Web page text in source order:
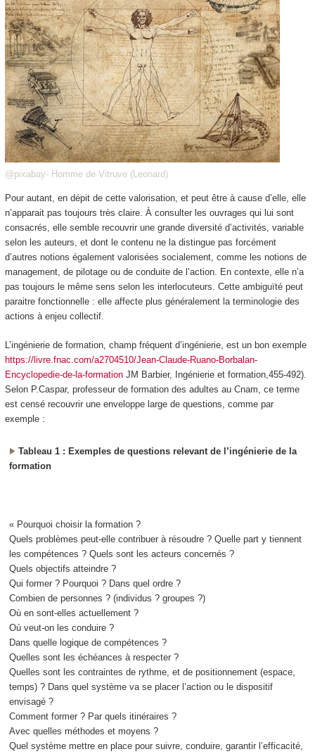
@pixabay- Homme de Vitruve (Leonard)
Pour autant, en dépit de cette valorisation, et peut être à cause d’elle, elle
n’apparait pas toujours très claire. À consulter les ouvrages qui lui sont
consacrés, elle semble recouvrir une grande diversité d’activités, variable
selon les auteurs, et dont le contenu ne la distingue pas forcément
d’autres notions également valorisées socialement, comme les notions de
management, de pilotage ou de conduite de l’action. En contexte, elle n’a
pas toujours le même sens selon les interlocuteurs. Cette ambiguïté peut
paraitre fonctionnelle : elle affecte plus généralement la terminologie des
actions à enjeu collectif.
L’ingénierie de formation, champ fréquent d’ingénierie, est un bon exemple
https://livre.fnac.com/a2704510/Jean-Claude-Ruano-Borbalan-
Encyclopedie-de-la-formationJM Barbier, Ingénierie et formation,455-492).
Selon P.Caspar, professeur de formation des adultes au Cnam, ce terme
est censé recouvrir une enveloppe large de questions, comme par
exemple :
Tableau 1 : Exemples de questions relevant de l’ingénierie de la
formation
« Pourquoi choisir la formation ?
Quels problèmes peut-elle contribuer à résoudre ? Quelle part y tiennent
les compétences ? Quels sont les acteurs concernés ?
Quels objectifs atteindre ?
Qui former ? Pourquoi ? Dans quel ordre ?
Combien de personnes ? (individus ? groupes ?)
Où en sont-elles actuellement ?
Où veut-on les conduire ?
Dans quelle logique de compétences ?
Quelles sont les échéances à respecter ?
Quelles sont les contraintes de rythme, et de positionnement (espace,
temps) ? Dans quel système va se placer l’action ou le dispositif
envisagé ?
Comment former ? Par quels itinéraires ?
Avec quelles méthodes et moyens ?
Quel système mettre en place pour suivre, conduire, garantir l’efficacité,